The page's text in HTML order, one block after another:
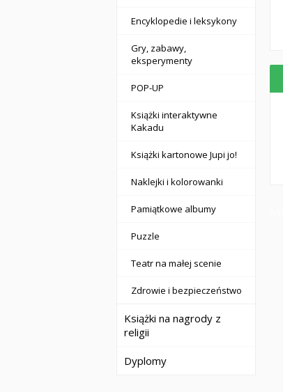
Encyklopedie i leksykony
Gry, zabawy,
eksperymenty
POP-UP
Książki interaktywne
Kakadu
Książki kartonowe Jupi jo!
Naklejki i kolorowanki
Pamiątkowe albumy
Puzzle
Teatr na małej scenie
Zdrowie i bezpieczeństwo
Książki na nagrody z
religii
Dyplomy